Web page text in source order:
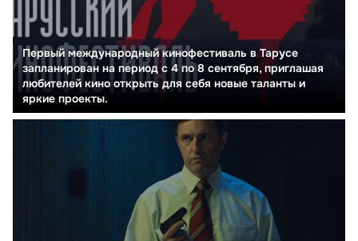
Первый международный кинофестиваль в Тарусе
запланирован на период с 4 по 8 сентября, приглашая
любителей кино открыть для себя новые таланты и
яркие проекты.